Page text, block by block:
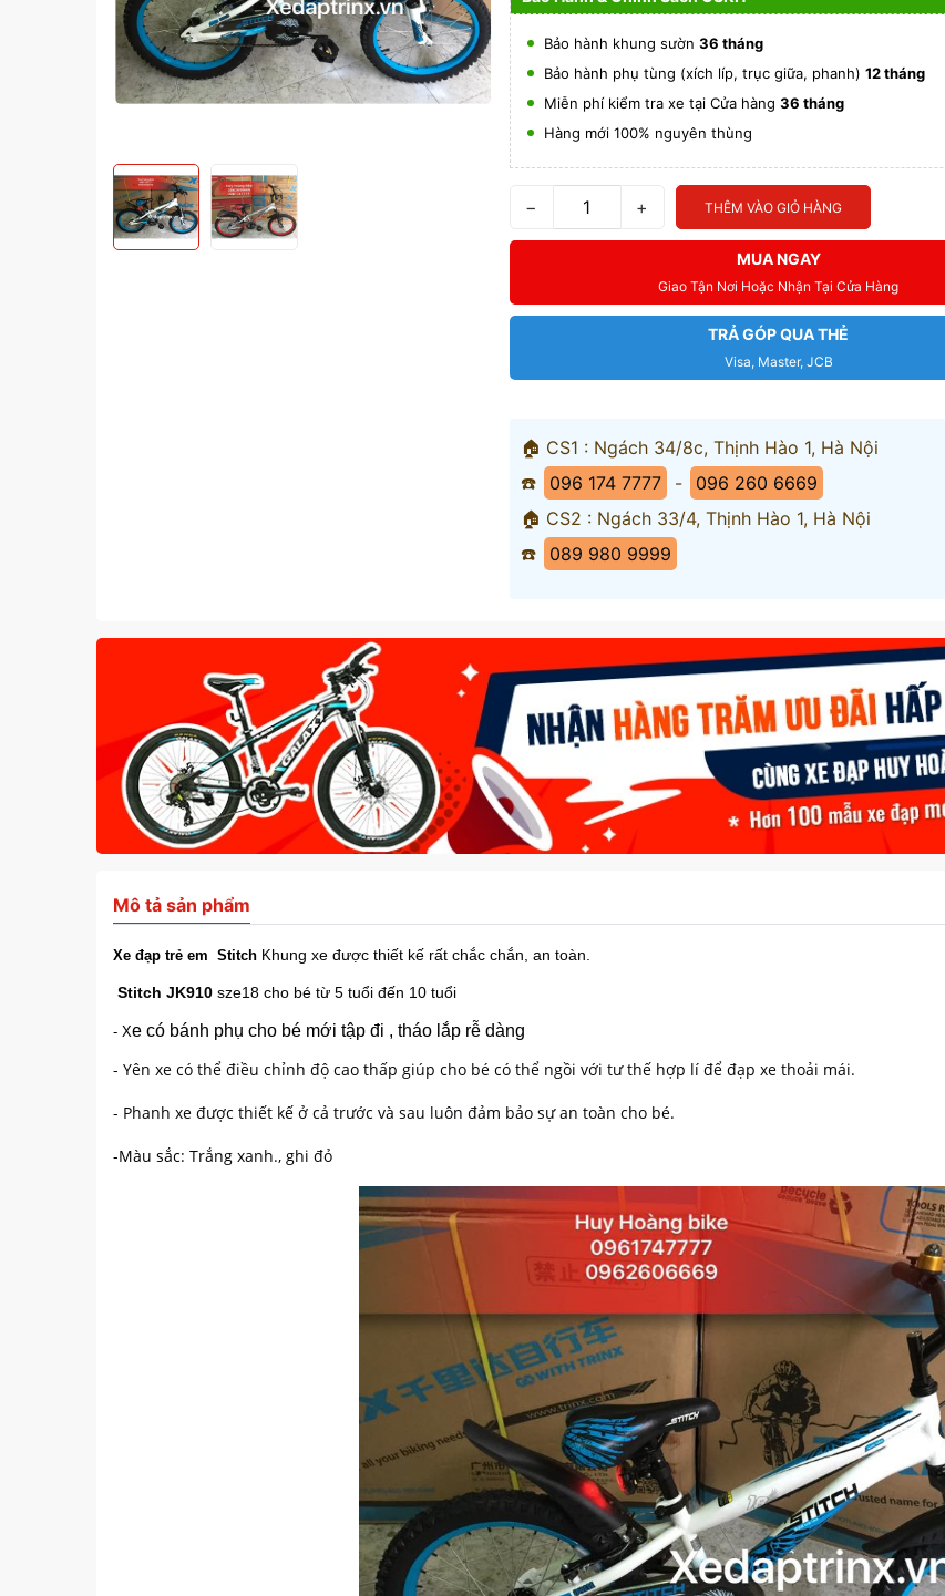
Bảo hành khung sườn 36 tháng
Bảo hành phụ tùng (xích líp, trục giữa, phanh) 12 tháng
Miễn phí kiểm tra xe tại Cửa hàng 36 tháng
Hàng mới 100% nguyên thùng
− + THÊM VÀO GIỎ HÀNG
MUA NGAY
Giao Tận Nơi Hoặc Nhận Tại Cửa Hàng
TRẢ GÓP QUA THẺ
Visa, Master, JCB
🏠 CS1 : Ngách 34/8c, Thịnh Hào 1, Hà Nội
☎️
096 174 7777 -
096 260 6669
🏠 CS2 : Ngách 33/4, Thịnh Hào 1, Hà Nội
☎️
089 980 9999
Mô tả sản phẩm
Xe đạp trẻ em Stitch Khung xe được thiết kế rất chắc chắn, an toàn.
Stitch JK910 sze18 cho bé từ 5 tuổi đến 10 tuổi
- Xe có bánh phụ cho bé mới tập đi , tháo lắp rễ dàng
- Yên xe có thể điều chỉnh độ cao thấp giúp cho bé có thể ngồi với tư thế hợp lí để đạp xe thoải mái.
- Phanh xe được thiết kế ở cả trước và sau luôn đảm bảo sự an toàn cho bé.
-Màu sắc: Trắng xanh., ghi đỏ